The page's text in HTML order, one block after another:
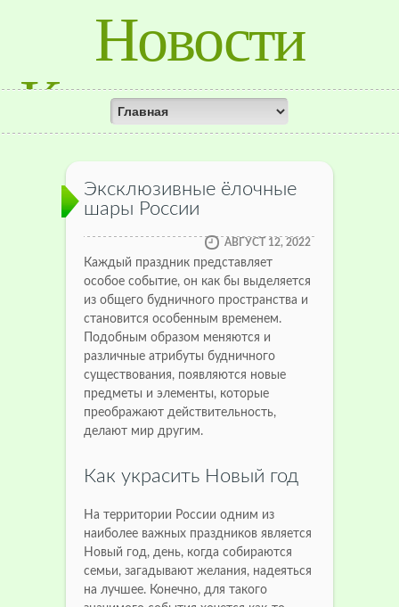
Новости
Красноярского
Края
Эксклюзивные ёлочные
шары России
АВГУСТ 12, 2022
Каждый праздник представляет
особое событие, он как бы выделяется
из общего будничного пространства и
становится особенным временем.
Подобным образом меняются и
различные атрибуты будничного
существования, появляются новые
предметы и элементы, которые
преображают действительность,
делают мир другим.
Как украсить Новый год
На территории России одним из
наиболее важных праздников является
Новый год, день, когда собираются
семьи, загадывают желания, надеяться
на лучшее. Конечно, для такого